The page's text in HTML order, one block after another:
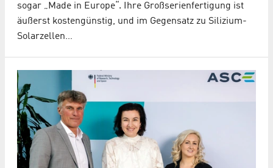
sogar „Made in Europe“. Ihre Großserienfertigung ist
äußerst kostengünstig, und im Gegensatz zu Silizium-
Solarzellen…